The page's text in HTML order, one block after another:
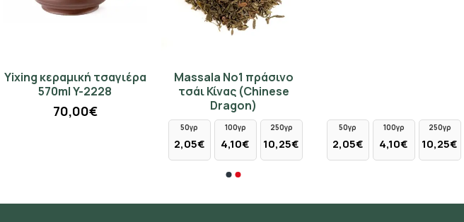
Yixing κεραμική τσαγιέρα
570ml Y-2228
70,00€
Massala No1 πράσινο
τσάι Κίνας (Chinese
Dragon)
50γρ
2,05€
100γρ
4,10€
250γρ
10,25€
50γρ
2,05€
100γρ
4,10€
250γρ
10,25€